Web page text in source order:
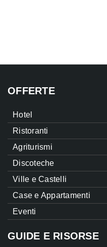
OFFERTE
Hotel
Ristoranti
Agriturismi
Discoteche
Ville e Castelli
Case e Appartamenti
Eventi
GUIDE E RISORSE